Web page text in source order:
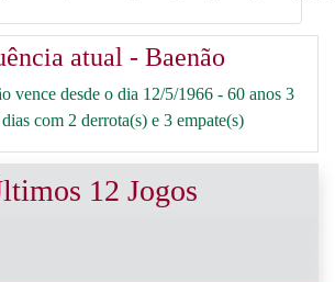
atual - Baenão
vence desde o dia 12/5/1966 - 60 anos 3
com 2 derrota(s) e 3 empate(s)
12 Jogos